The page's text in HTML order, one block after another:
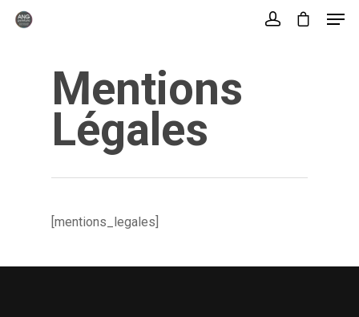
Hit enter to search or ESC to close
Mentions
Légales
[mentions_legales]